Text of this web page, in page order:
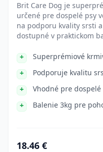
Brit Care Dog je
určené pre dospelé psy
na podporu kvality srsti
dostupné v praktickom
Superprémiové
Podporuje kvalitu
Vhodné pre
Balenie 3kg pre
18.46 €